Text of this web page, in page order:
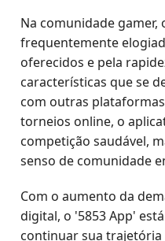
Na comunidade gamer,
frequentemente
oferecidos e pela
características que se
com outras
torneios online, o
competição saudável,
senso de comunidade
Com o aumento da
digital, o '5853 App'
continuar sua trajetória